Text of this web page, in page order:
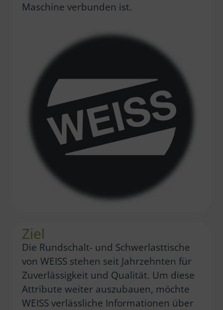
Maschine verbunden ist.
Ziel
Die Rundschalt- und Schwerlasttische
von WEISS stehen seit Jahrzehnten für
Zuverlässigkeit und Qualität. Um diese
Attribute weiter auszubauen, möchte
WEISS verlässliche Informationen über